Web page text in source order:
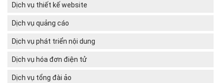
Dịch vụ thiết kế website
Dịch vụ quảng cáo
Dịch vụ phát triển nội dung
Dịch vụ hóa đơn điện tử
Dịch vụ tổng đài ảo